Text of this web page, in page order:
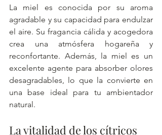
La miel es conocida por su aroma
agradable y su capacidad para endulzar
el aire. Su fragancia cálida y acogedora
crea una atmósfera hogareña y
reconfortante. Además, la miel es un
excelente agente para absorber olores
desagradables, lo que la convierte en
una base ideal para tu ambientador
natural.
La vitalidad de los cítricos